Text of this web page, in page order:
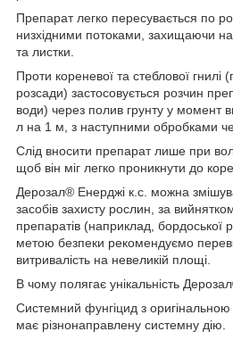
Препарат легко пересувається по
низхідними потоками, захищаючи
та листки.
Проти кореневої та стеблової гнилі
розсади) застосовується розчин
води) через полив грунту у момент
л на 1 м, з наступними обробками
Слід вносити препарат лише при
щоб він міг легко проникнути до
Дерозал® Енерджі к.с. можна
засобів захисту рослин, за
препаратів (наприклад, бордоської
метою безпеки рекомендуємо
витривалість на невеликій площі.
В чому полягає унікальність
Системний фунгіцид з
має різнонаправлену системну дію.